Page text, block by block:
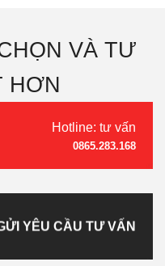
VÀ TƯ
HƠN
Hotline: tư vấn
0865.283.168
YÊU CẦU TƯ VẤN